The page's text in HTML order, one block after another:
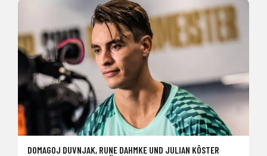
DOMAGOJ DUVNJAK, RUNE DAHMKE UND JULIAN KÖSTER